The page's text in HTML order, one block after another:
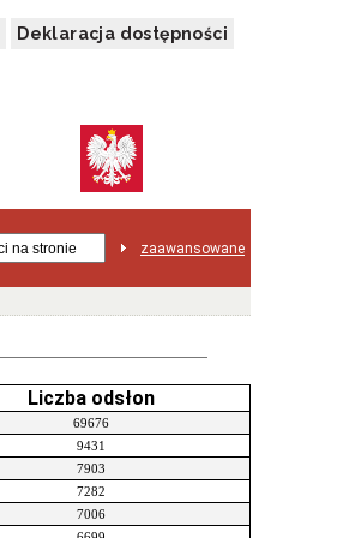
Deklaracja dostępności
zaawansowane
Liczba odsłon
69676
9431
7903
7282
7006